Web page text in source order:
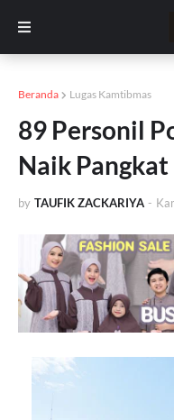
Beranda Lugas Kamtibmas
89 Personil
Naik Pangkat
by TAUFIK ZACKARIYA -